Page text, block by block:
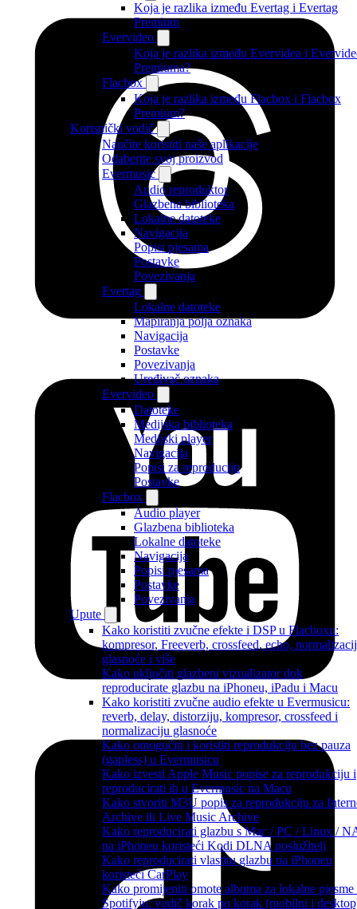
Koja je razlika između Evertag i Evertag
Premium
Evervideo
Koja je razlika između Evervidea i
Premiuma?
Flacbox
Koja je razlika između Flacbox i Flacbox
Premium?
Korisnički vodič
Naučite koristiti naše aplikacije
Odaberite svoj proizvod
Evermusic
Audio reproduktor
Glazbena biblioteka
Lokalne datoteke
Navigacija
Popisi pjesama
Postavke
Povezivanja
Evertag
Lokalne datoteke
Mapiranja polja oznaka
Navigacija
Postavke
Povezivanja
Uređivač oznaka
Evervideo
Datoteke
Medijska biblioteka
Medijski player
Navigacija
Popisi za reproduciju
Postavke
Flacbox
Audio player
Glazbena biblioteka
Lokalne datoteke
Navigacija
Popisi pjesama
Postavke
Povezivanja
Upute
Kako koristiti zvučne efekte i DSP u Flacboxu:
kompresor, Freeverb, crossfeed, echo,
glasnoće i više
Kako uključiti glazbeni vizualizator dok
reproducirate glazbu na iPhoneu, iPadu i Macu
Kako koristiti zvučne audio efekte u Evermusicu:
reverb, delay, distorziju, kompresor, crossfeed i
normalizaciju glasnoće
Kako omogućiti i koristiti reprodukciju bez pauza
(gapless) u Evermusicu
Kako izvesti Apple Music popise za reprodukciju i
reproducirati ih u Evermusic na Macu
Kako stvoriti M3U popis za reprodukciju za
Archive ili Live Music Archive
Kako reproducirati glazbu s Mac / PC / Linux /
na iPhoneu koristeći Kodi DLNA poslužitelj
Kako reproducirati vlastitu glazbu na iPhoneu
koristeći CarPlay
Kako promijeniti omote albuma za lokalne pjesme
Spotifyju: vodič korak po korak (mobilni i